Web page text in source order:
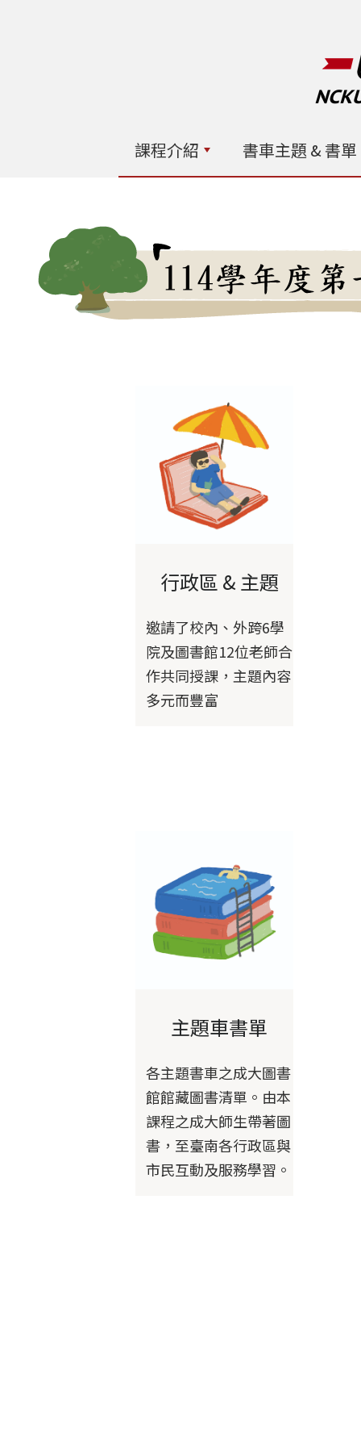
課程介紹 書車主題 & 書單
行政區 & 主題
邀請了校內、外跨6學
院及圖書館12位老師合
作共同授課，主題內容
多元而豐富
主題車書單
各主題書車之成大圖書
館館藏圖書清單。由本
課程之成大師生帶著圖
書，至臺南各行政區與
市民互動及服務學習。